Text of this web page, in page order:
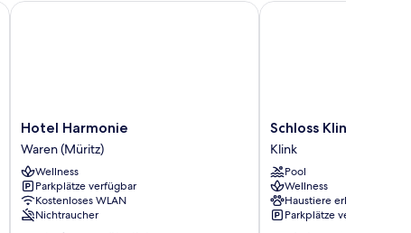
Hotel
Harmonie
Waren
(Müritz)
Hotel Harmonie
Waren (Müritz)
Wellness
Parkplätze verfügbar
Kostenloses WLAN
Nichtraucher
Hotel Harmonie
Schloss
Klink
Klink
Schloss Klink
Klink
Pool
Wellness
Haustiere erlaubt
Parkplätze verfügbar
Schloss Klink